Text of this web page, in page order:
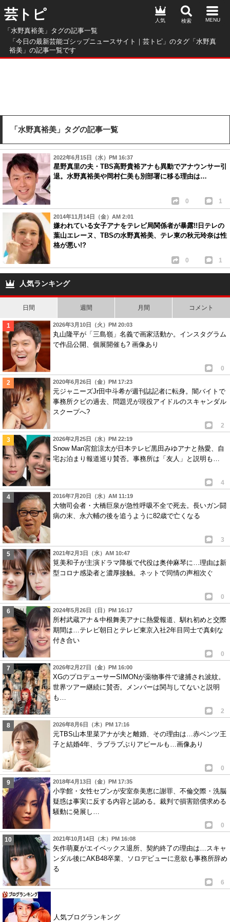
芸トピ
「水野真裕美」タグの記事一覧
「今日の最新芸能ゴシップニュースサイト｜芸トピ」のタグ「水野真
裕美」の記事一覧です
人気
「水野真裕美」タグの記事一覧
2022年6月15日（水）PM 16:37
星野真里の夫・TBS高野貴裕アナも異動でアナウンサー引
退。水野真裕美や岡村仁美も別部署に移る理由は…
0 1
2014年11月14日（金）AM 2:01
嫌われている女子アナをテレビ局関係者が暴露!!日テレの
葉山エレーヌ、TBSの水野真裕美、テレ東の秋元玲奈は性
格が悪い!?
0 1
人気ランキング
日間 週間 月間 コメント
2026年3月10日（火）PM 20:03
丸山隆平が「三島嶺」名義で画家活動か。インスタグラム
で作品公開、個展開催も? 画像あり
0
2020年6月26日（金）PM 17:23
元ジャニーズJr田中斗希が週刊誌記者に転身。闇バイトで
事務所クビの過去、問題児が現役アイドルのスキャンダル
スクープへ?
2
2026年2月25日（水）PM 22:19
Snow Man宮舘涼太が日本テレビ黒田みゆアナと熱愛、自
宅お泊まり報道巡り賛否。事務所は「友人」と説明も…
4
2016年7月20日（水）AM 11:19
大物司会者・大橋巨泉が急性呼吸不全で死去。長いガン闘
病の末、永六輔の後を追うように82歳で亡くなる
3
2021年2月3日（水）AM 10:47
筧美和子が主演ドラマ降板で代役は奥仲麻琴に…理由は新
型コロナ感染者と濃厚接触。ネットで同情の声相次ぐ
0
2024年5月26日（日）PM 16:17
所村武蔵アナ＆中根舞美アナに熱愛報道、馴れ初めと交際
期間は…テレビ朝日とテレビ東京入社2年目同士で真剣な
付き合い
0
2026年2月27日（金）PM 16:00
XGのプロデューサーSIMONが薬物事件で逮捕され波紋。
世界ツアー継続に賛否。メンバーは関与してないと説明
も…
2
2026年8月6日（木）PM 17:16
元TBS山本里菜アナが夫と離婚、その理由は…赤ベンツ王
子と結婚4年、ラブラブぶりアピールも…画像あり
0
2018年4月13日（金）PM 17:35
小学館・女性セブンが安室奈美恵に謝罪、不倫交際・洗脳
疑惑は事実に反する内容と認める。裁判で損害賠償求める
騒動に発展し…
0
2021年10月14日（木）PM 16:08
矢作萌夏がエイベックス退所、契約終了の理由は…スキャ
ンダル後にAKB48卒業、ソロデビューに意欲も事務所辞め
る
6
人気ブログランキング